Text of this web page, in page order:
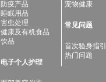
防疫产品
睡眠用品
害虫处理
健康及有机食品
饮品
电子个人护理
宠物健康
常见问题
首次验身指引
热门问题